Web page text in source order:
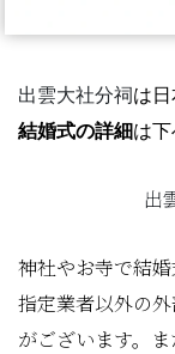
出雲大社分祠は
結婚式の詳細は
出
神社やお寺で結
指定業者以外の
がございます。